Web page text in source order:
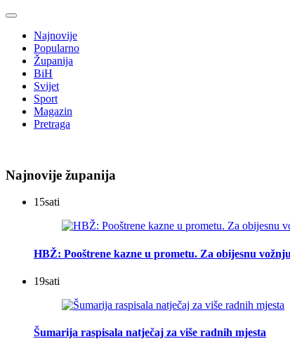
Najnovije
Popularno
Županija
BiH
Svijet
Sport
Magazin
Pretraga
Najnovije županija
15sati
HBŽ: Pooštrene kazne u prometu. Za obijesnu
19sati
Šumarija raspisala natječaj za više radnih mjesta